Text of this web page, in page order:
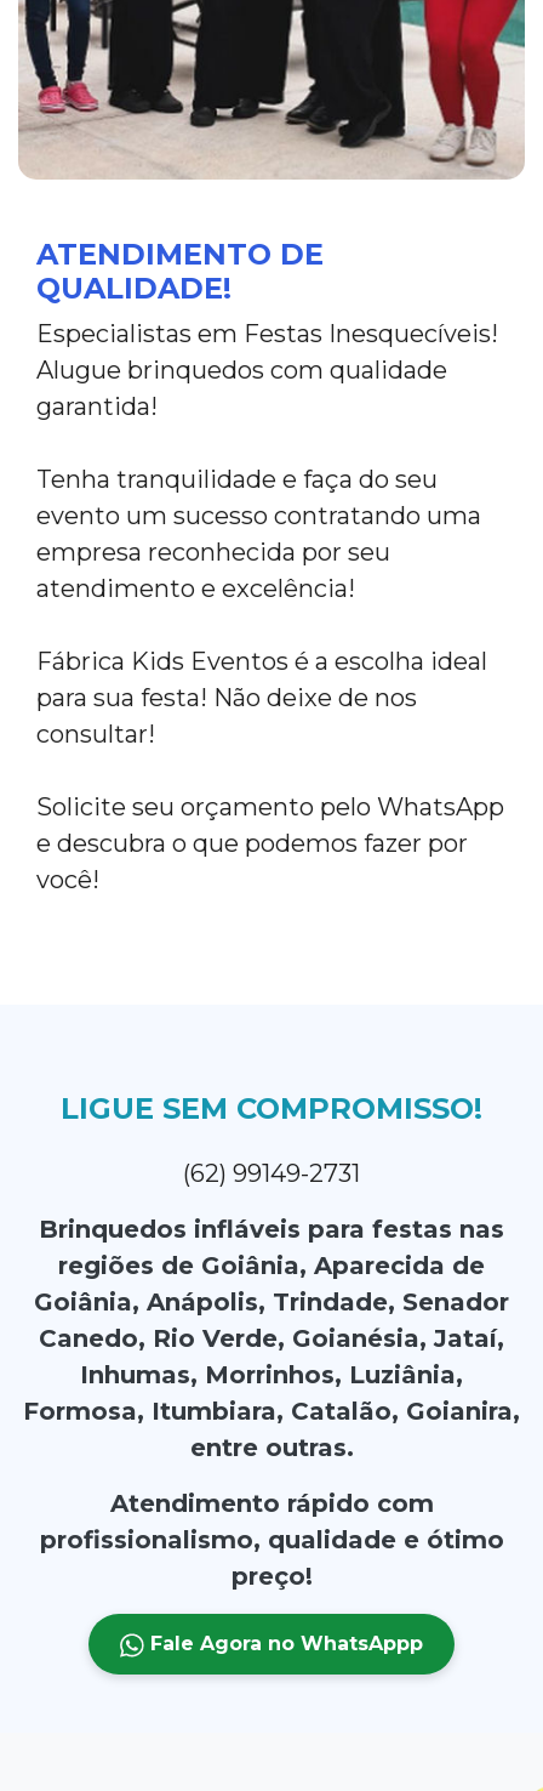
ATENDIMENTO DE
QUALIDADE!
Especialistas em Festas Inesquecíveis!
Alugue brinquedos com qualidade
garantida!
Tenha tranquilidade e faça do seu
evento um sucesso contratando uma
empresa reconhecida por seu
atendimento e excelência!
Fábrica Kids Eventos é a escolha ideal
para sua festa! Não deixe de nos
consultar!
Solicite seu orçamento pelo WhatsApp
e descubra o que podemos fazer por
você!
LIGUE SEM COMPROMISSO!
(62) 99149-2731
Brinquedos infláveis para festas nas
regiões de Goiânia, Aparecida de
Goiânia, Anápolis, Trindade, Senador
Canedo, Rio Verde, Goianésia, Jataí,
Inhumas, Morrinhos, Luziânia,
Formosa, Itumbiara, Catalão, Goianira,
entre outras.
Atendimento rápido com
profissionalismo, qualidade e ótimo
preço!
Fale Agora no WhatsAppp